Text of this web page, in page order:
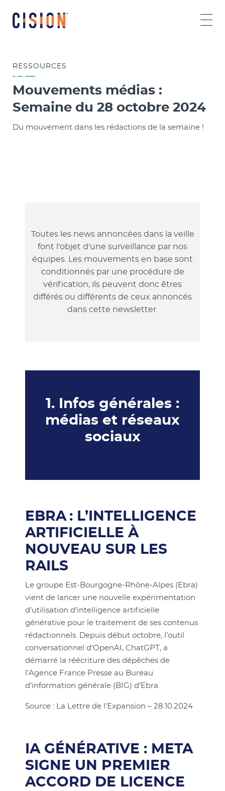
RESSOURCES
Mouvements médias :
Semaine du 28 octobre 2024
Du mouvement dans les rédactions de la semaine !
Toutes les news annoncées dans la veille
font l'objet d'une surveillance par nos
équipes. Les mouvements en base sont
conditionnés par une procédure de
vérification, ils peuvent donc êtres
différés ou différents de ceux annoncés
dans cette newsletter
1. Infos générales :
médias et réseaux
sociaux
EBRA : L’INTELLIGENCE
ARTIFICIELLE À
NOUVEAU SUR LES
RAILS
Le groupe Est-Bourgogne-Rhône-Alpes (Ebra)
vient de lancer une nouvelle expérimentation
d’utilisation d’intelligence artificielle
générative pour le traitement de ses contenus
rédactionnels. Depuis début octobre, l’outil
conversationnel d’OpenAI, ChatGPT, a
démarré la réécriture des dépêches de
l’Agence France Presse au Bureau
d’information générale (BIG) d’Ebra.
Source : La Lettre de l’Expansion – 28.10.2024
IA GÉNÉRATIVE : META
SIGNE UN PREMIER
ACCORD DE LICENCE